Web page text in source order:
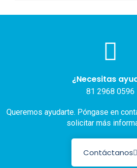
¿Necesitas
81 2968 0596
Queremos ayudarte. Póngase en
solicitar más
Contáctanos